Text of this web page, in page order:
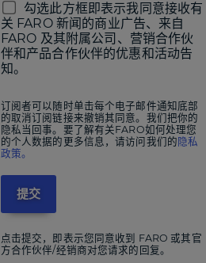
勾选此方框即表示我同意接收有
关 FARO 新闻的商业广告、来自
FARO 及其附属公司、营销合作伙
伴和产品合作伙伴的优惠和活动告
知。
订阅者可以随时单击每个电子邮件通知底部
的取消订阅链接来撤销其同意。我们把你的
隐私当回事。要了解有关FARO如何处理您
的个人数据的更多信息，请访问我们的 隐私
政策。
点击提交，即表示您同意收到 FARO 或其官
方合作伙伴/经销商对您请求的回复。